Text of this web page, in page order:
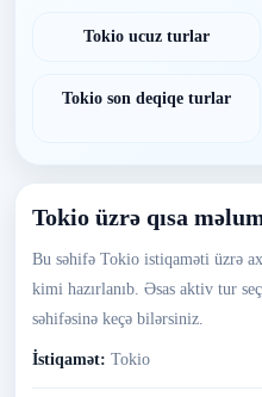
Tokio ucuz turlar
Tokio son deqiqe turlar
Tokio üzrə qısa
Bu səhifə Tokio istiqaməti üzrə
kimi hazırlanıb. Əsas aktiv tur
səhifəsinə keçə bilərsiniz.
İstiqamət: Tokio